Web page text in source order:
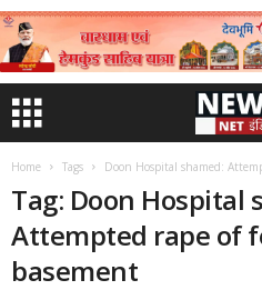
Home Tags Doon Hospital shamed:
Tag: Doon Hospital
Attempted rape of
basement